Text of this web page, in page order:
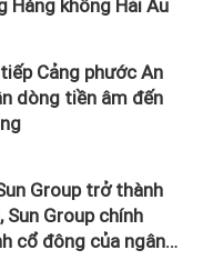
Hàng không Hải Âu
Cảng phước An
dòng tiền âm đến
Group trở thành
Sun Group chính
cổ đông của ngân